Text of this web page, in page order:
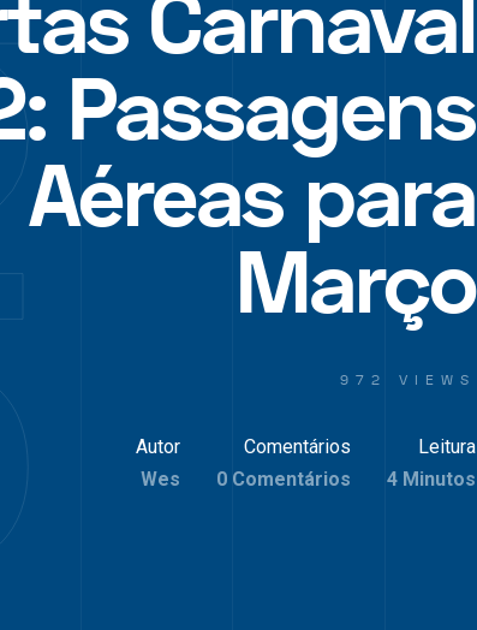
Carnaval
Passagens
Aéreas para
Março
972 VIEWS
Autor
Wes
Comentários
0 Comentários
Leitura
4 Minutos